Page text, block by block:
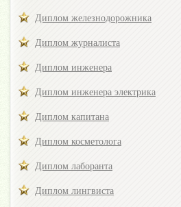
Диплом железнодорожника
Диплом журналиста
Диплом инженера
Диплом инженера электрика
Диплом капитана
Диплом косметолога
Диплом лаборанта
Диплом лингвиста